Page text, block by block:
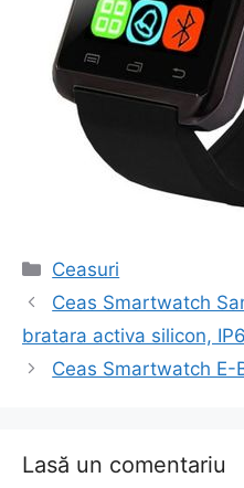
Categorii
Ceasuri
Navigare
în
Ceas Smartwatch
bratara activa silicon,
Ceas Smartwatch
Lasă un comentariu